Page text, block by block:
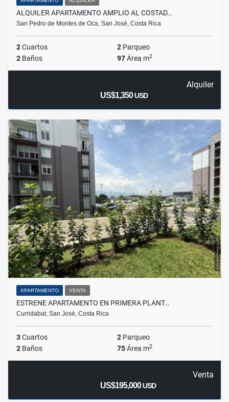
ALQUILER APARTAMENTO AMPLIO AL COSTAD…
San Pedro de Montes de Oca, San José, Costa Rica
2Cuartos 2 Parqueo
2 Baños 97Área m2
Alquiler
US$1,350USD
APARTAMENTO VENTA
ESTRENE APARTAMENTO EN PRIMERA PLANT…
Curridabat, San José, Costa Rica
3Cuartos 2 Parqueo
2 Baños 75Área m2
Venta
US$195,000USD